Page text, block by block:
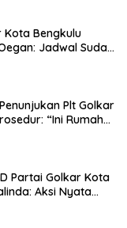
Kota Bengkulu
Jadwal Sudah
Plt Golkar
“Ini Rumah
Partai Golkar Kota
Aksi Nyata